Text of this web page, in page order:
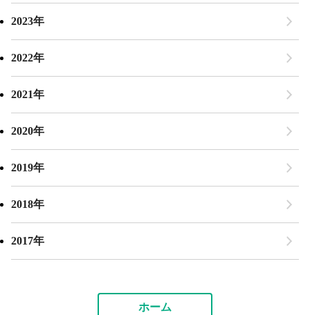
2023年
2022年
2021年
2020年
2019年
2018年
2017年
ホーム